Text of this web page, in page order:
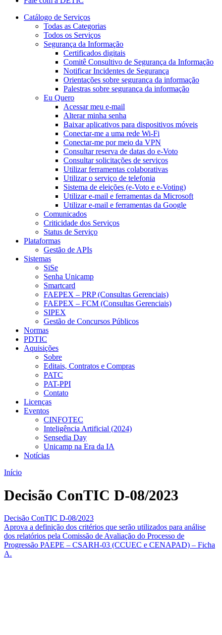
Catálogo de Serviços
Todas as Categorias
Todos os Serviços
Segurança da Informação
Certificados digitais
Comitê Consultivo de Segurança da Informação
Notificar Incidentes de Segurança
Orientações sobre segurança da informação
Palestras sobre segurança da informação
Eu Quero
Acessar meu e-mail
Alterar minha senha
Baixar aplicativos para dispositivos móveis
Conectar-me a uma rede Wi-Fi
Conectar-me por meio da VPN
Consultar reserva de datas do e-Voto
Consultar solicitações de serviços
Utilizar ferramentas colaborativas
Utilizar o serviço de telefonia
Sistema de eleições (e-Voto e e-Voting)
Utilizar e-mail e ferramentas da Microsoft
Utilizar e-mail e ferramentas da Google
Comunicados
Criticidade dos Serviços
Status de Serviço
Plataformas
Gestão de APIs
Sistemas
SiSe
Senha Unicamp
Smartcard
FAEPEX – PRP (Consultas Gerenciais)
FAEPEX – FCM (Consultas Gerenciais)
SIPEX
Gestão de Concursos Públicos
Normas
PDTIC
Aquisições
Sobre
Editais, Contratos e Compras
PATC
PAT-PPI
Contato
Licenças
Eventos
CINFOTEC
Inteligência Artificial (2024)
Sensedia Day
Unicamp na Era da IA
Notícias
Início
Decisão ConTIC D-08/2023
Decisão ConTIC D-08/2023
Aprova a definição dos critérios que serão utilizados para análise
dos relatórios pela Comissão de Avaliação do Processo de
Progressão PAEPE – CSARH-03 (CCUEC e CENAPAD) – Ficha
A.